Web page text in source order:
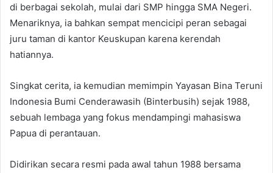
di berbagai sekolah, mulai dari SMP hingga SMA Negeri.
Menariknya, ia bahkan sempat mencicipi peran sebagai
juru taman di kantor Keuskupan karena kerendah
hatiannya.
Singkat cerita, ia kemudian memimpin Yayasan Bina Teruni
Indonesia Bumi Cenderawasih (Binterbusih) sejak 1988,
sebuah lembaga yang fokus mendampingi mahasiswa
Papua di perantauan.
Didirikan secara resmi pada awal tahun 1988 bersama